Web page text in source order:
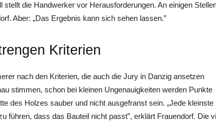
die Handwerker vor Herausforderungen. An einigen
Aber: „Das Ergebnis kann sich sehen lassen.”
Kriterien
nach den Kriterien, die auch die Jury in Danzig ansetzen
stimmen, schon bei kleinen Ungenauigkeiten werden Punkte
des Holzes sauber und nicht ausgefranst sein. „Jede kleinste
führen, dass das Bauteil nicht passt”, erklärt Frauendorf. Die